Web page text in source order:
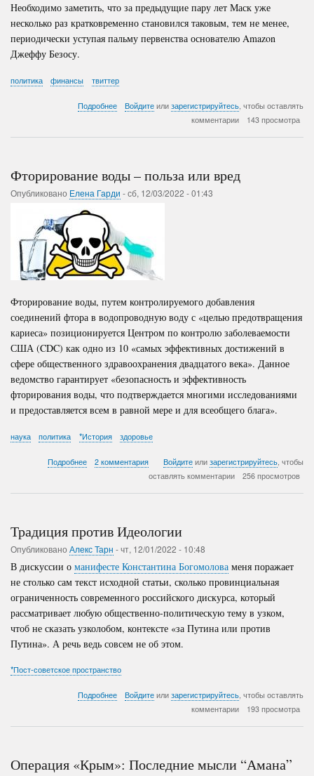
Необходимо заметить, что за предыдущие пару лет Маск уже
несколько раз кратковременно становился таковым, тем не менее,
периодически уступая пальму первенства основателю Amazon
Джеффу Безосу.
политика финансы твиттер
Подробнее
планеты
Войдите или зарегистрируйтесь, чтобы оставлять
комментарии
143 просмотра
Фторирование воды – польза или вред
Опубликовано Елена Гарди -сб, 12/03/2022 - 01:43
Фторирование воды, путем контролируемого добавления
соединений фтора в водопроводную воду с «целью предотвращения
кариеса» позиционируется Центром по контролю заболеваемости
США (CDC) как одно из 10 «самых эффективных достижений в
сфере общественного здравоохранения двадцатого века». Данное
ведомство гарантирует «безопасность и эффективность
фторирования воды, что подтверждается многими исследованиями
и предоставляется всем в равной мере и для всеобщего блага».
наука политика *История здоровье
Подробнеео
–
вред
2 комментария Войдите или зарегистрируйтесь , чтобы
оставлять комментарии
256 просмотров
Традиция против Идеологии
Опубликовано Алекс Тарн -чт, 12/01/2022 - 10:48
В дискуссии о манифесте Константина Богомолова меня поражает
не столько сам текст исходной статьи, сколько провинциальная
ограниченность современного российского дискурса, который
рассматривает любую общественно-политическую тему в узком,
чтоб не сказать узколобом, контексте «за Путина или против
Путина». А речь ведь совсем не об этом.
*Пост-советское пространство
Подробнее
Идеологии
Войдите или зарегистрируйтесь, чтобы оставлять
комментарии
193 просмотра
Операция «Крым»: Последние мысли “Амана”